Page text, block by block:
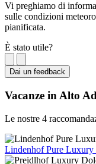
Vi preghiamo di
sulle condizioni
pianificata.
È stato utile?
Dai un feedback
Vacanze in Alto
Le nostre 4
Lindenhof Pure